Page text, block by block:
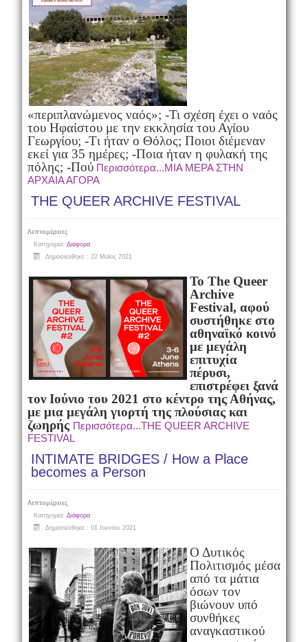
«περιπλανώμενος ναός»; -Τι σχέση έχει ο ναός
του Ηφαίστου με την εκκλησία του Αγίου
Γεωργίου; -Tι ήταν ο Θόλος; Ποιοι διέμεναν
εκεί για 35 ημέρες; -Ποια ήταν η φυλακή της
πόλης; -Πού Περισσότερα...ΜΙΑ ΜΕΡΑ ΣΤΗΝ
ΑΡΧΑΙΑ ΑΓΟΡΑ
THE QUEER ARCHIVE FESTIVAL
Λεπτομέρειες
Κατηγορία: Διάφορα
Δημοσιεύθηκε : 22 Μαϊος 2021
Το The Queer
Archive
Festival, αφού
συστήθηκε στο
αθηναϊκό κοινό
με μεγάλη
επιτυχία
πέρυσι,
επιστρέφει ξανά
τον Ιούνιο του 2021 στο κέντρο της Αθήνας,
με μια μεγάλη γιορτή της πλούσιας και
ζωηρής Περισσότερα...THE QUEER ARCHIVE
FESTIVAL
INTIMATE BRIDGES / Ηow a Place
becomes a Person
Λεπτομέρειες
Κατηγορία: Διάφορα
Δημοσιεύθηκε : 01 Ιουνίου 2021
Ο Δυτικός
Πολιτισμός μέσα
από τα μάτια
όσων τον
βιώνουν υπό
συνθήκες
αναγκαστικού